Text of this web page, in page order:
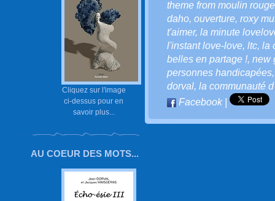
Cliquez sur l'image
ci-dessus pour en
savoir plus...
AU COEUR DES MOTS...
theme from moulin rouge
daho, ouverture, roxy
t'aimer, la minute
l'instant love-love, ltc, la
belles en partage !, new
personnes handicapées
dorval, la communauté
Facebook|